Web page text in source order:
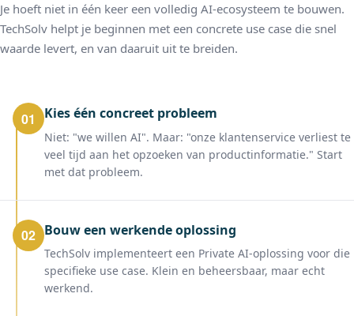
Je hoeft niet in één keer een volledig AI-ecosysteem te bouwen.
TechSolv helpt je beginnen met een concrete use case die snel
waarde levert, en van daaruit uit te breiden.
01 Kies één concreet probleem
Niet: "we willen AI". Maar: "onze klantenservice verliest te
veel tijd aan het opzoeken van productinformatie." Start
met dat probleem.
02 Bouw een werkende oplossing
TechSolv implementeert een Private AI-oplossing voor die
specifieke use case. Klein en beheersbaar, maar echt
werkend.